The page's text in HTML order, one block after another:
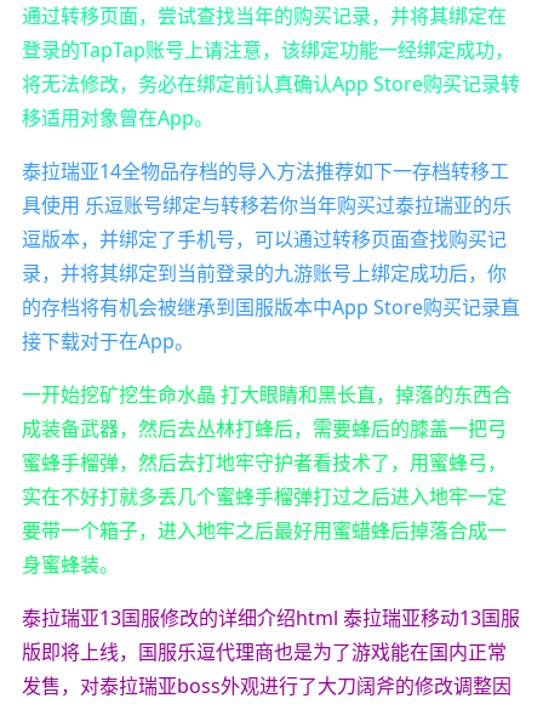
通过转移页面，尝试查找当年的购买记录，并将其绑定在
登录的TapTap账号上请注意，该绑定功能一经绑定成功，
将无法修改，务必在绑定前认真确认App Store购买记录转
移适用对象曾在App。
泰拉瑞亚14全物品存档的导入方法推荐如下一存档转移工
具使用 乐逗账号绑定与转移若你当年购买过泰拉瑞亚的乐
逗版本，并绑定了手机号，可以通过转移页面查找购买记
录，并将其绑定到当前登录的九游账号上绑定成功后，你
的存档将有机会被继承到国服版本中App Store购买记录直
接下载对于在App。
一开始挖矿挖生命水晶 打大眼睛和黑长直，掉落的东西合
成装备武器，然后去丛林打蜂后，需要蜂后的膝盖一把弓
蜜蜂手榴弹，然后去打地牢守护者看技术了，用蜜蜂弓，
实在不好打就多丢几个蜜蜂手榴弹打过之后进入地牢一定
要带一个箱子，进入地牢之后最好用蜜蜡蜂后掉落合成一
身蜜蜂装。
泰拉瑞亚13国服修改的详细介绍html 泰拉瑞亚移动13国服
版即将上线，国服乐逗代理商也是为了游戏能在国内正常
发售，对泰拉瑞亚boss外观进行了大刀阔斧的修改调整因